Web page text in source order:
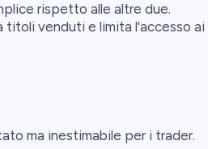
rispetto alle altre due.
venduti e limita l'accesso ai
ma inestimabile per i trader.